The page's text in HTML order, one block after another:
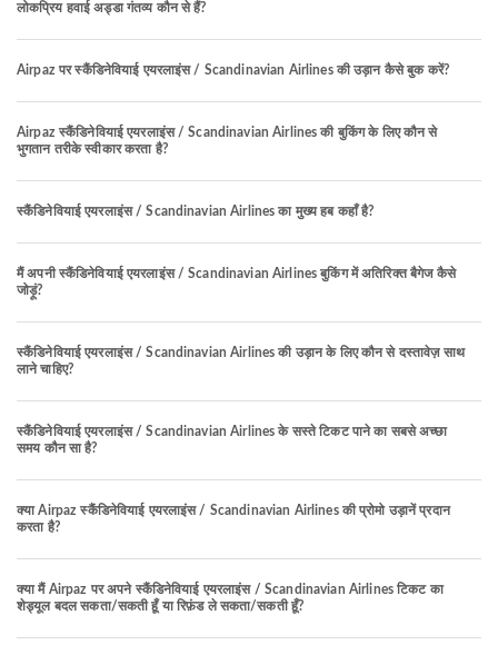
लोकप्रिय हवाई अड्डा गंतव्य कौन से हैं?
Airpaz पर स्कैंडिनेवियाई एयरलाइंस / Scandinavian Airlines की उड़ान कैसे बुक करें?
Airpaz स्कैंडिनेवियाई एयरलाइंस / Scandinavian Airlines की बुकिंग के लिए कौन से
भुगतान तरीके स्वीकार करता है?
स्कैंडिनेवियाई एयरलाइंस / Scandinavian Airlines का मुख्य हब कहाँ है?
मैं अपनी स्कैंडिनेवियाई एयरलाइंस / Scandinavian Airlines बुकिंग में अतिरिक्त बैगेज कैसे
जोड़ूं?
स्कैंडिनेवियाई एयरलाइंस / Scandinavian Airlines की उड़ान के लिए कौन से दस्तावेज़ साथ
लाने चाहिए?
स्कैंडिनेवियाई एयरलाइंस / Scandinavian Airlines के सस्ते टिकट पाने का सबसे अच्छा
समय कौन सा है?
क्या Airpaz स्कैंडिनेवियाई एयरलाइंस / Scandinavian Airlines की प्रोमो उड़ानें प्रदान
करता है?
क्या मैं Airpaz पर अपने स्कैंडिनेवियाई एयरलाइंस / Scandinavian Airlines टिकट का
शेड्यूल बदल सकता/सकती हूँ या रिफ़ंड ले सकता/सकती हूँ?